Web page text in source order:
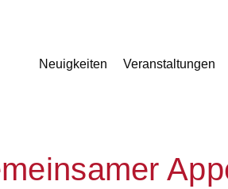
Neuigkeiten Veranstaltungen